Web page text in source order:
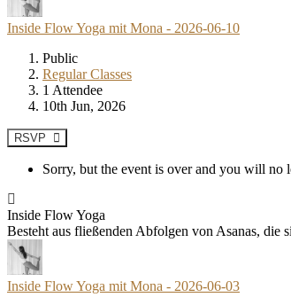
Inside Flow Yoga mit Mona - 2026-06-10
Public
Regular Classes
1 Attendee
10th Jun, 2026
RSVP
Sorry, but the event is over and you will no
Inside Flow Yoga
Besteht aus fließenden Abfolgen von Asanas, die
Inside Flow Yoga mit Mona - 2026-06-03